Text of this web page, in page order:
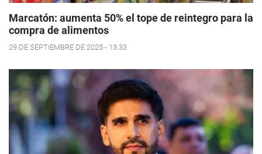
Marcatón: aumenta 50% el tope de reintegro para la
compra de alimentos
29 DE SEPTIEMBRE DE 2025 - 13:33